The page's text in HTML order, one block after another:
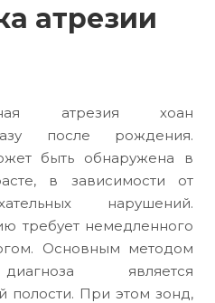
атрезии
атрезия хоан
после рождения.
быть обнаружена в
в зависимости от
нарушений.
требует немедленного
Основным методом
является
полости. При этом зонд,